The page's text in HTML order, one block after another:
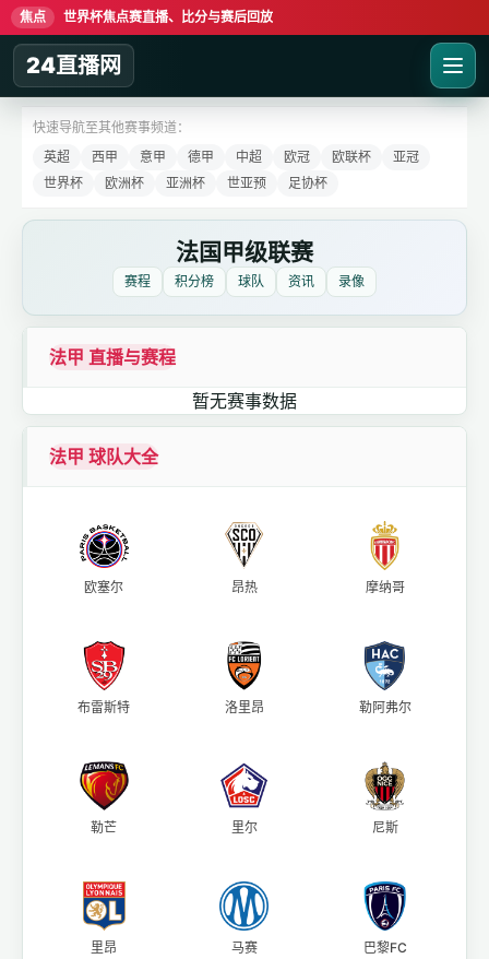
焦点 世界杯焦点赛直播、比分与赛后回放
24直播网
快速导航至其他赛事频道：
英超
西甲 意甲 德甲 中超 欧冠 欧联杯
亚冠
世界杯
欧洲杯 亚洲杯 世亚预 足协杯
法国甲级联赛
赛程 积分榜 球队 资讯 录像
法甲 直播与赛程
暂无赛事数据
法甲 球队大全
欧塞尔 昂热 摩纳哥
布雷斯特 洛里昂 勒阿弗尔
勒芒 里尔 尼斯
里昂 马赛 巴黎FC